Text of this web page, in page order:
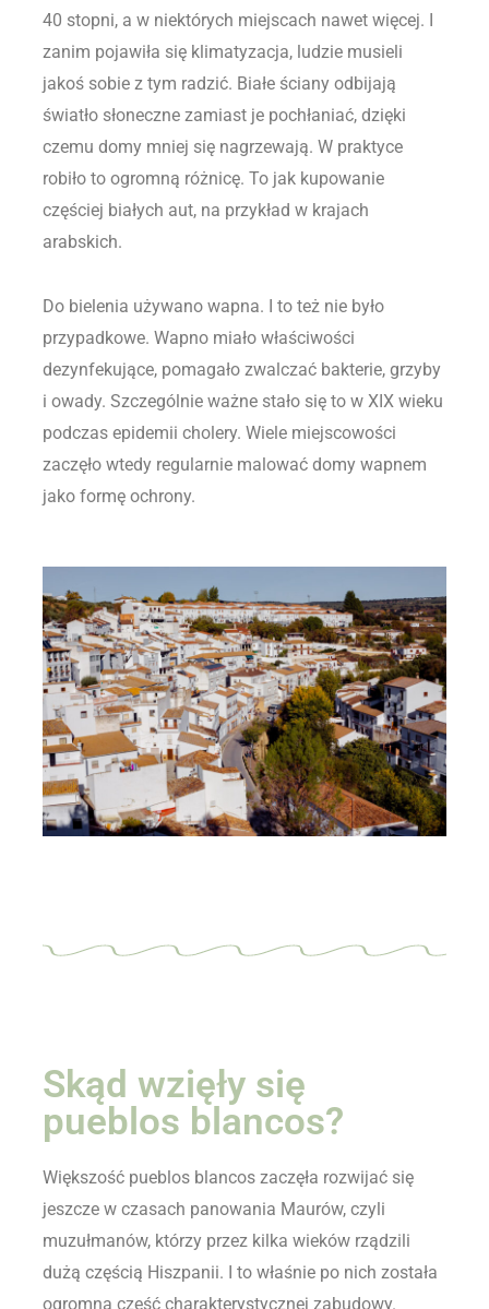
40 stopni, a w niektórych miejscach nawet więcej. I
zanim pojawiła się klimatyzacja, ludzie musieli
jakoś sobie z tym radzić. Białe ściany odbijają
światło słoneczne zamiast je pochłaniać, dzięki
czemu domy mniej się nagrzewają. W praktyce
robiło to ogromną różnicę. To jak kupowanie
częściej białych aut, na przykład w krajach
arabskich.
Do bielenia używano wapna. I to też nie było
przypadkowe. Wapno miało właściwości
dezynfekujące, pomagało zwalczać bakterie, grzyby
i owady. Szczególnie ważne stało się to w XIX wieku
podczas epidemii cholery. Wiele miejscowości
zaczęło wtedy regularnie malować domy wapnem
jako formę ochrony.
Skąd wzięły się
pueblos blancos?
Większość pueblos blancos zaczęła rozwijać się
jeszcze w czasach panowania Maurów, czyli
muzułmanów, którzy przez kilka wieków rządzili
dużą częścią Hiszpanii. I to właśnie po nich została
ogromna część charakterystycznej zabudowy.